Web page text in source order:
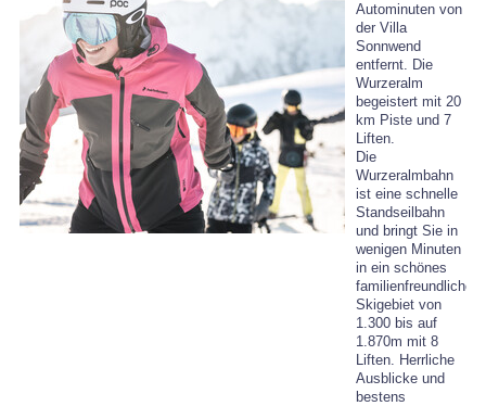
Autominuten von
der Villa
Sonnwend
entfernt. Die
Wurzeralm
begeistert mit 20
km Piste und 7
Liften.
Die
Wurzeralmbahn
ist eine schnelle
Standseilbahn
und bringt Sie in
wenigen Minuten
in ein schönes
familienfreundliches
Skigebiet von
1.300 bis auf
1.870m mit 8
Liften. Herrliche
Ausblicke und
bestens